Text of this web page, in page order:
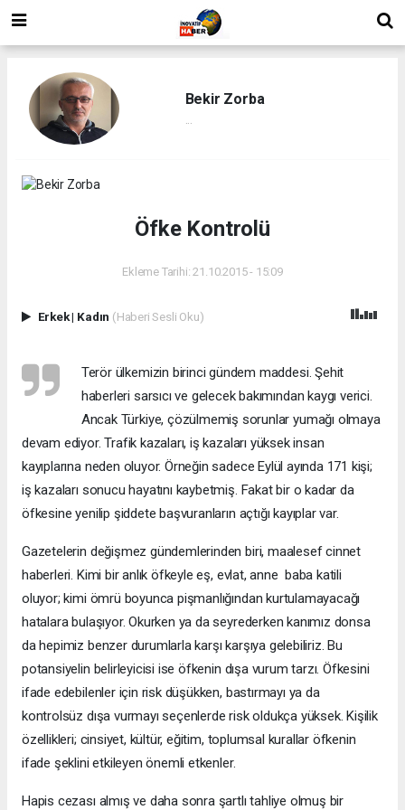
Bekir Zorba
Öfke Kontrolü
Ekleme Tarihi: 21.10.2015 - 15:09
Erkek| Kadın (Haberi Sesli Oku)
Terör ülkemizin birinci gündem maddesi. Şehit
haberleri sarsıcı ve gelecek bakımından kaygı verici.
Ancak Türkiye, çözülmemiş sorunlar yumağı olmaya
devam ediyor. Trafik kazaları, iş kazaları yüksek insan
kayıplarına neden oluyor. Örneğin sadece Eylül ayında 171 kişi;
iş kazaları sonucu hayatını kaybetmiş. Fakat bir o kadar da
öfkesine yenilip şiddete başvuranların açtığı kayıplar var.
Gazetelerin değişmez gündemlerinden biri, maalesef cinnet
haberleri. Kimi bir anlık öfkeyle eş, evlat, anne  baba katili
oluyor; kimi ömrü boyunca pişmanlığından kurtulamayacağı
hatalara bulaşıyor. Okurken ya da seyrederken kanımız donsa
da hepimiz benzer durumlarla karşı karşıya gelebiliriz. Bu
potansiyelin belirleyicisi ise öfkenin dışa vurum tarzı. Öfkesini
ifade edebilenler için risk düşükken, bastırmayı ya da
kontrolsüz dışa vurmayı seçenlerde risk oldukça yüksek. Kişilik
özellikleri; cinsiyet, kültür, eğitim, toplumsal kurallar öfkenin
ifade şeklini etkileyen önemli etkenler.
Hapis cezası almış ve daha sonra şartlı tahliye olmuş bir